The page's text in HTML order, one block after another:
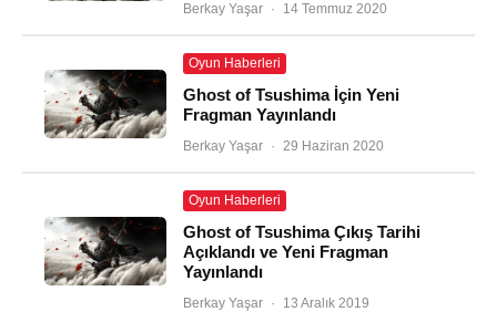
Berkay Yaşar · 14 Temmuz 2020
Oyun Haberleri
Ghost of Tsushima İçin Yeni
Fragman Yayınlandı
Berkay Yaşar · 29 Haziran 2020
Oyun Haberleri
Ghost of Tsushima Çıkış Tarihi
Açıklandı ve Yeni Fragman
Yayınlandı
Berkay Yaşar · 13 Aralık 2019